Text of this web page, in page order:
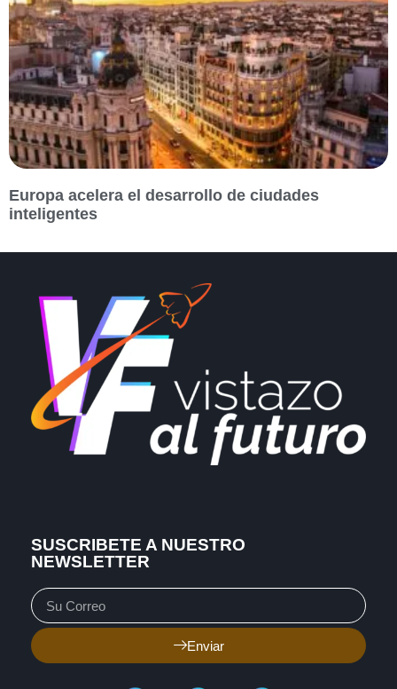
Europa acelera el desarrollo de ciudades
inteligentes
SUSCRIBETE A NUESTRO
NEWSLETTER
Enviar